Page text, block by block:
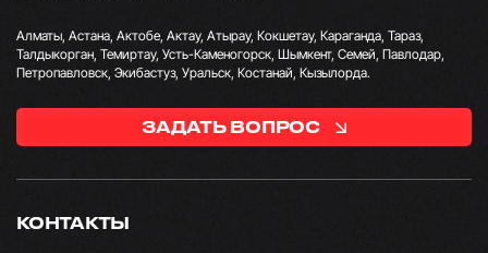
КОНТАКТЫ
Алматы, Астана, Актобе, Актау, Атырау, Кокшетау, Караганда, Тараз,
Талдыкорган, Темиртау, Усть-Каменогорск, Шымкент, Семей, Павлодар,
Петропавловск, Экибастуз, Уральск, Костанай, Кызылорда.
ЗАДАТЬ ВОПРОС